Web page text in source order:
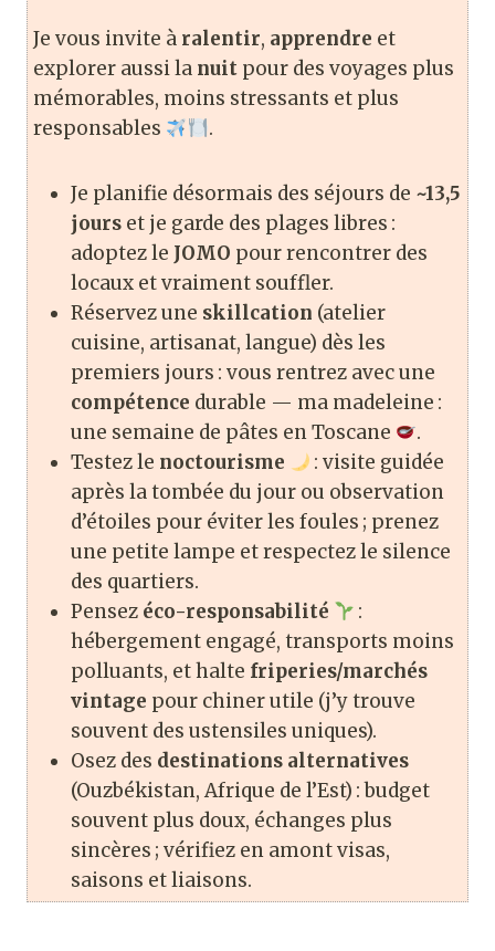
Je vous invite à ralentir, apprendre et
explorer aussi la nuit pour des voyages plus
mémorables, moins stressants et plus
responsables
.
Je planifie désormais des séjours de ~13,5
jours et je garde des plages libres :
adoptez le JOMO pour rencontrer des
locaux et vraiment souffler.
Réservez une skillcation (atelier
cuisine, artisanat, langue) dès les
premiers jours : vous rentrez avec une
compétence durable — ma madeleine :
une semaine de pâtes en Toscane
.
Testez le noctourisme
: visite guidée
après la tombée du jour ou observation
d’étoiles pour éviter les foules ; prenez
une petite lampe et respectez le silence
des quartiers.
Pensez éco-responsabilité
:
hébergement engagé, transports moins
polluants, et halte friperies/marchés
vintage pour chiner utile (j’y trouve
souvent des ustensiles uniques).
Osez des destinations alternatives
(Ouzbékistan, Afrique de l’Est) : budget
souvent plus doux, échanges plus
sincères ; vérifiez en amont visas,
saisons et liaisons.